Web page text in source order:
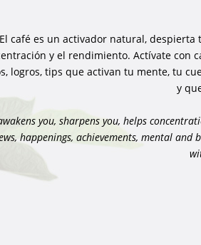
El café es un activador natural,
y el rendimiento. Actívate con
logros, tips que activan tu mente, tu
y
you, sharpens you, helps
happenings, achievements, mental